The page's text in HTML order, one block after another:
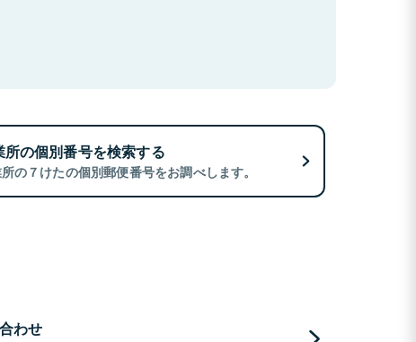
所の個別番号を検索する
の７けたの個別郵便番号をお調べします。
わせ